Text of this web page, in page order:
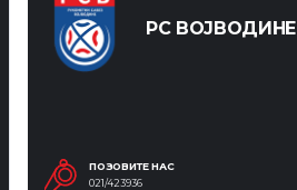
РС ВОЈВОДИНЕ
ПОЗОВИТЕ НАС
021/423936